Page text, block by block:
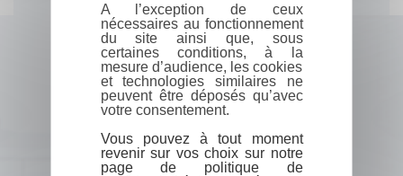
A l’exception de ceux
nécessaires au fonctionnement
du site ainsi que, sous
certaines conditions, à la
mesure d’audience, les cookies
et technologies similaires ne
peuvent être déposés qu’avec
votre consentement.
Vous pouvez à tout moment
revenir sur vos choix sur notre
page de politique de